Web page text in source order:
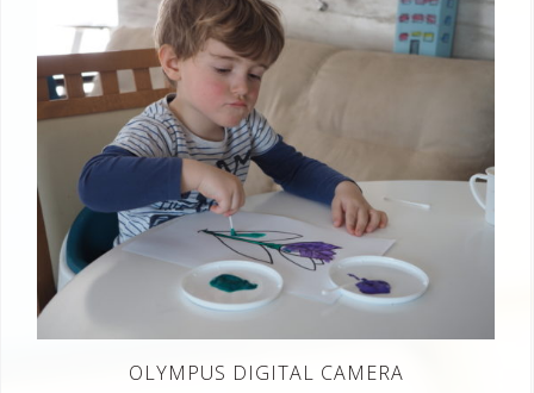
OLYMPUS DIGITAL CAMERA